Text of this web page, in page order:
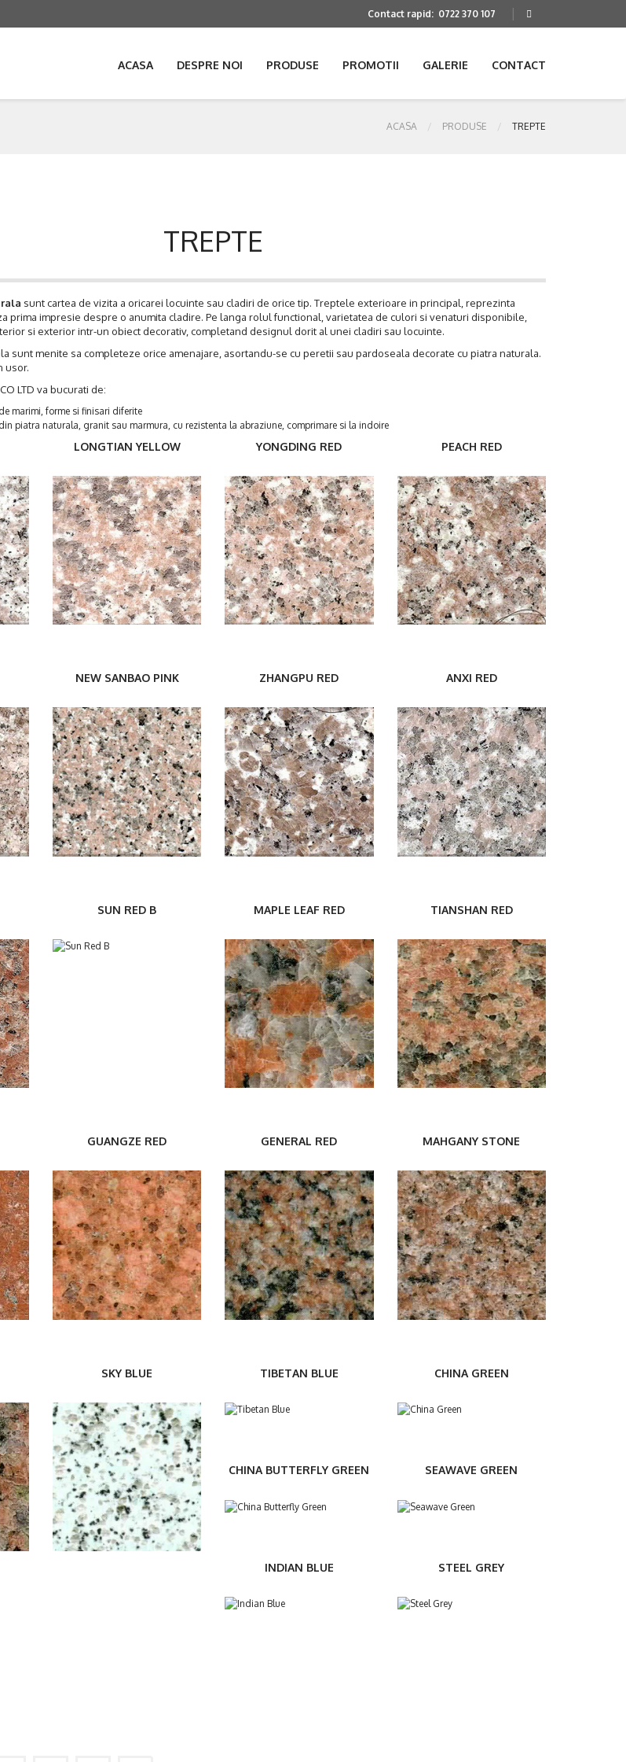
Contact rapid: 0722 370 107
ACASA DESPRE NOI PRODUSE PROMOTII GALERIE CONTACT
ACASA PRODUSE TREPTE
TREPTE
sunt cartea de vizita a oricarei locuinte sau cladiri de orice tip. Treptele exterioare in principal, reprezinta
prima impresie despre o anumita cladire. Pe langa rolul functional, varietatea de culori si venaturi disponibile,
si exterior intr-un obiect decorativ, completand designul dorit al unei cladiri sau locuinte.
sunt menite sa completeze orice amenajare, asortandu-se cu peretii sau pardoseala decorate cu piatra naturala.
usor.
LTD va bucurati de:
marimi, forme si finisari diferite
piatra naturala, granit sau marmura, cu rezistenta la abraziune, comprimare si la indoire
LONGTIAN YELLOW YONGDING RED PEACH RED
NEW SANBAO PINK ZHANGPU RED ANXI RED
SUN RED B MAPLE LEAF RED TIANSHAN RED
GUANGZE RED GENERAL RED MAHGANY STONE
SKY BLUE TIBETAN BLUE CHINA GREEN
CHINA BUTTERFLY GREEN SEAWAVE GREEN
INDIAN BLUE STEEL GREY